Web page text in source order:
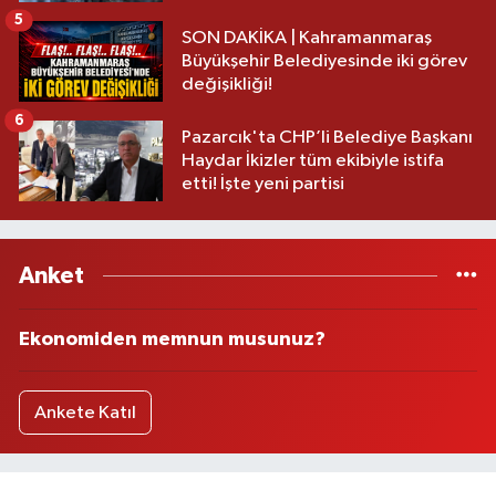
SON DAKİKA | Kahramanmaraş
Büyükşehir Belediyesinde iki görev
değişikliği!
5
Pazarcık'ta CHP’li Belediye Başkanı
Haydar İkizler tüm ekibiyle istifa
etti! İşte yeni partisi
6
Anket
Ekonomiden memnun musunuz?
Ankete Katıl